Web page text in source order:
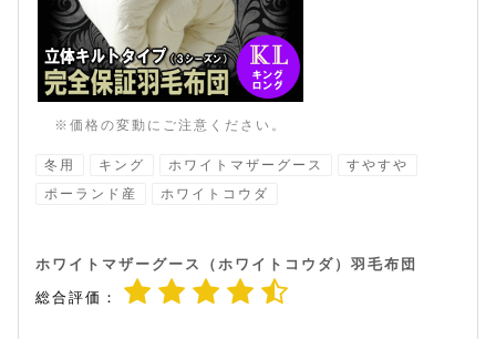
※価格の変動にご注意ください。
冬用 キング ホワイトマザーグース
すやすや
ポーランド産
ホワイトコウダ
ホワイトマザーグース（ホワイトコウダ）羽毛布団
総合評価：